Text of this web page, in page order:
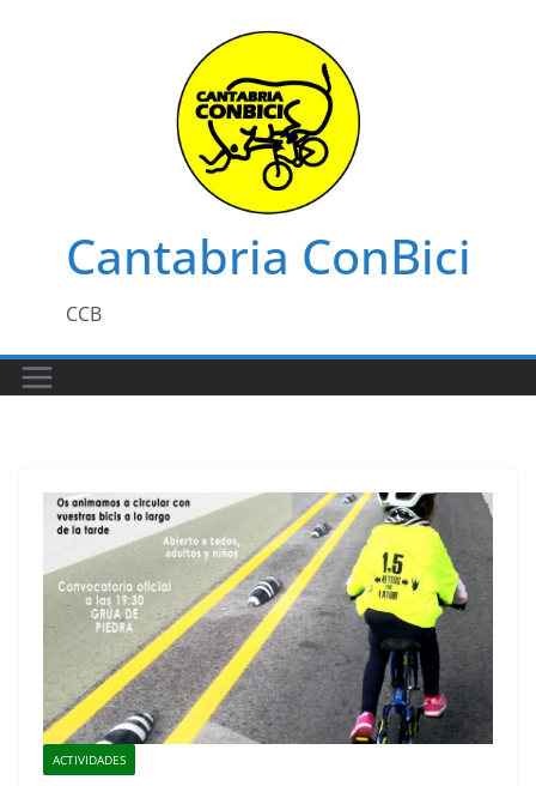
Cantabria ConBici
CCB
ACTIVIDADES